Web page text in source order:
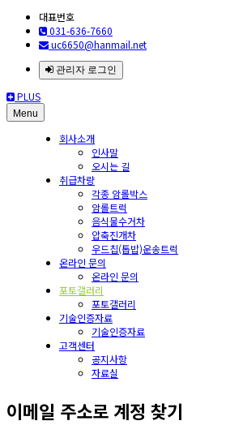
대표번호
031-636-7660
uc6650@hanmail.net
관리자 로그인
PLUS
Menu
회사소개
인사말
오시는 길
취급차량
각종 암롤박스
암롤트럭
음식물수거차
압축진개차
우드칩(톱밥)운송트럭
온라인 문의
온라인 문의
포토갤러리
포토갤러리
기술인증자료
기술인증자료
고객센터
공지사항
자료실
이메일 주소로 계정 찾기